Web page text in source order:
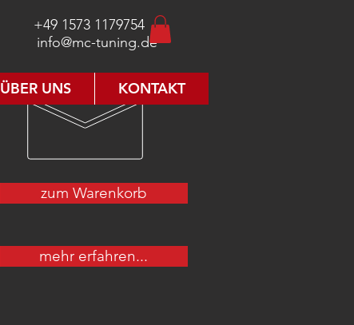
+49 1573 1179754
info@mc-tuning.de
ÜBER UNS KONTAKT
zum Warenkorb
mehr erfahren...